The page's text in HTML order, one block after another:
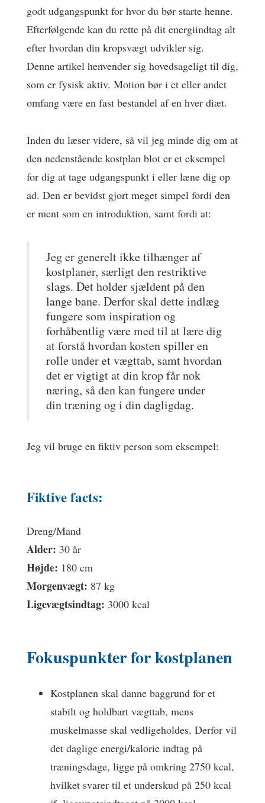
godt udgangspunkt for hvor du bør starte henne.
Efterfølgende kan du rette på dit energiindtag alt
efter hvordan din kropsvægt udvikler sig.
Denne artikel henvender sig hovedsageligt til dig,
som er fysisk aktiv. Motion bør i et eller andet
omfang være en fast bestandel af en hver diæt.
Inden du læser videre, så vil jeg minde dig om at
den nedenstående kostplan blot er et eksempel
for dig at tage udgangspunkt i eller læne dig op
ad. Den er bevidst gjort meget simpel fordi den
er ment som en introduktion, samt fordi at:
Jeg er generelt ikke tilhænger af
kostplaner, særligt den restriktive
slags. Det holder sjældent på den
lange bane. Derfor skal dette indlæg
fungere som inspiration og
forhåbentlig være med til at lære dig
at forstå hvordan kosten spiller en
rolle under et vægttab, samt hvordan
det er vigtigt at din krop får nok
næring, så den kan fungere under
din træning og i din dagligdag.
Jeg vil bruge en fiktiv person som eksempel:
Fiktive facts:
Dreng/Mand
Alder: 30 år
Højde: 180 cm
Morgenvægt: 87 kg
Ligevægtsindtag: 3000 kcal
Fokuspunkter for kostplanen
Kostplanen skal danne baggrund for et
stabilt og holdbart vægttab, mens
muskelmasse skal vedligeholdes. Derfor vil
det daglige energi/kalorie indtag på
træningsdage, ligge på omkring 2750 kcal,
hvilket svarer til et underskud på 250 kcal